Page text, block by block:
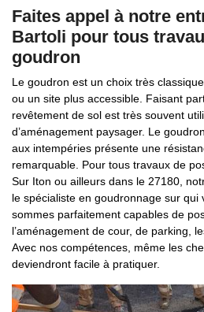
Faites appel à notre
Bartoli pour tous
goudron
Le goudron est un choix très
ou un site plus accessible. Faisant
revêtement de sol est très souvent
d’aménagement paysager. Le
aux intempéries présente une
remarquable. Pour tous travaux de
Sur Iton ou ailleurs dans le 27180,
le spécialiste en goudronnage sur qui
sommes parfaitement capables de
l’aménagement de cour, de parking,
Avec nos compétences, même les
deviendront facile à pratiquer.